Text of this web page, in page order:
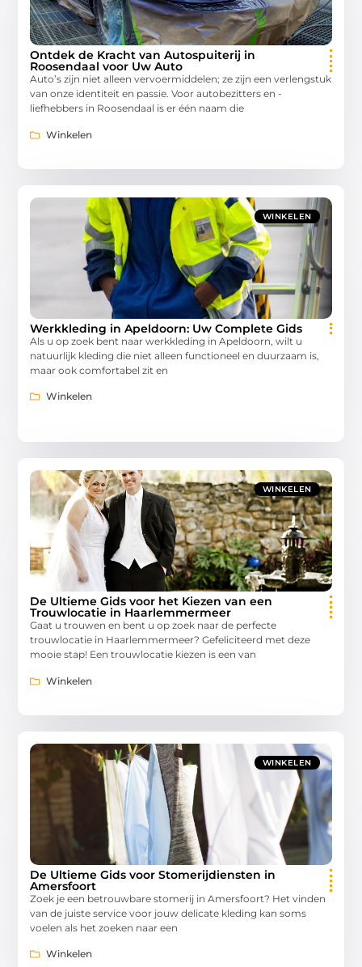
Ontdek de Kracht van Autospuiterij in
Roosendaal voor Uw Auto
Auto’s zijn niet alleen vervoermiddelen; ze zijn een verlengstuk
van onze identiteit en passie. Voor autobezitters en -
liefhebbers in Roosendaal is er één naam die
Winkelen
WINKELEN
Werkkleding in Apeldoorn: Uw Complete Gids
Als u op zoek bent naar werkkleding in Apeldoorn, wilt u
natuurlijk kleding die niet alleen functioneel en duurzaam is,
maar ook comfortabel zit en
Winkelen
WINKELEN
De Ultieme Gids voor het Kiezen van een
Trouwlocatie in Haarlemmermeer
Gaat u trouwen en bent u op zoek naar de perfecte
trouwlocatie in Haarlemmermeer? Gefeliciteerd met deze
mooie stap! Een trouwlocatie kiezen is een van
Winkelen
WINKELEN
De Ultieme Gids voor Stomerijdiensten in
Amersfoort
Zoek je een betrouwbare stomerij in Amersfoort? Het vinden
van de juiste service voor jouw delicate kleding kan soms
voelen als het zoeken naar een
Winkelen